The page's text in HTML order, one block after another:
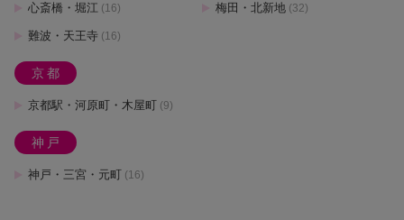
心斎橋・堀江 (16) 梅田・北新地 (32)
難波・天王寺 (16)
京都
京都駅・河原町・木屋町 (9)
神戸
神戸・三宮・元町 (16)